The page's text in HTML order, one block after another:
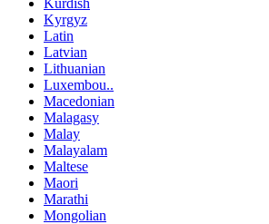
Kurdish
Kyrgyz
Latin
Latvian
Lithuanian
Luxembou..
Macedonian
Malagasy
Malay
Malayalam
Maltese
Maori
Marathi
Mongolian